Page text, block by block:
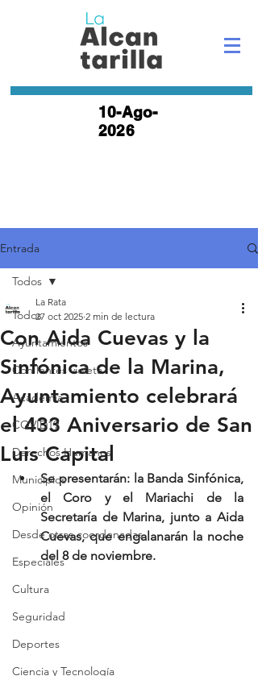
10-Ago-
2026
Entrada
Todos
Ayuntamientos
Con lentes violeta
Academia
COVID19
Derechos Humanos
Municipios
Opinión
Desde otras coordenadas
Especiales
Cultura
Seguridad
Deportes
Ciencia y Tecnología
Todos
Con Aida Cuevas y la
Sinfónica de la Marina,
Ayuntamiento celebrará
el 433 Aniversario de San
Luis Capital
La Rata
27 oct 2025 2 min de lectura
Se presentarán: la Banda Sinfónica,
el Coro y el Mariachi de la
Secretaría de Marina, junto a Aida
Cuevas, que engalanarán la noche
del 8 de noviembre.